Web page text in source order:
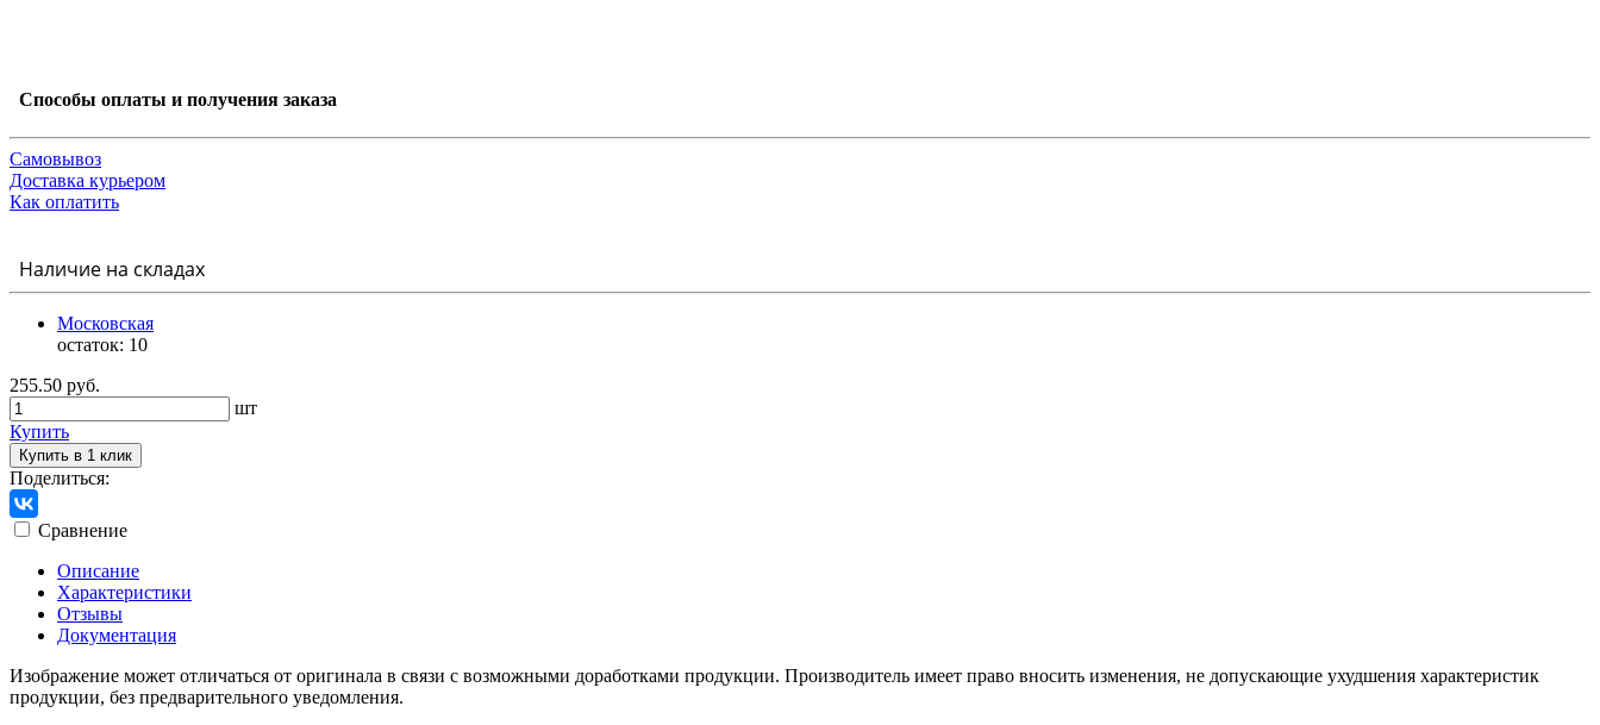
Способы оплаты и получения заказа
Самовывоз
Доставка курьером
Как оплатить
Наличие на складах
Московская
остаток: 10
255.50 руб.
шт
Купить
Купить в 1 клик
Поделиться:
Сравнение
Описание
Характеристики
Отзывы
Документация
Изображение может отличаться от оригинала в связи с возможными доработками продукции. Производитель имеет право вносить изменения, не допускающие ухудшения характеристик
продукции, без предварительного уведомления.